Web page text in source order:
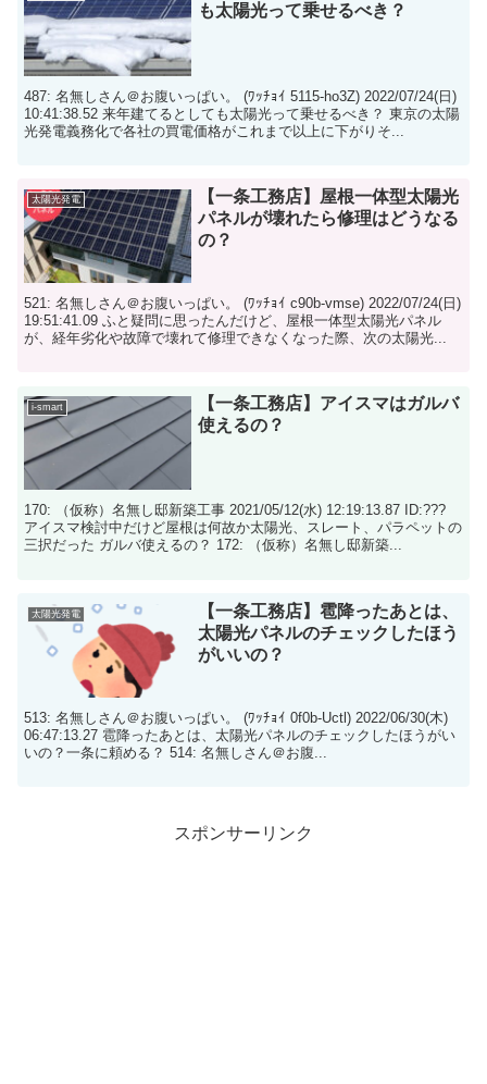
も太陽光って乗せるべき？
487: 名無しさん＠お腹いっぱい。 (ﾜｯﾁｮｲ 5115-ho3Z) 2022/07/24(日)
10:41:38.52 来年建てるとしても太陽光って乗せるべき？ 東京の太陽
光発電義務化で各社の買電価格がこれまで以上に下がりそ...
太陽光発電
【一条工務店】屋根一体型太陽光
パネルが壊れたら修理はどうなる
の？
521: 名無しさん＠お腹いっぱい。 (ﾜｯﾁｮｲ c90b-vmse) 2022/07/24(日)
19:51:41.09 ふと疑問に思ったんだけど、屋根一体型太陽光パネル
が、経年劣化や故障で壊れて修理できなくなった際、次の太陽光...
i-smart
【一条工務店】アイスマはガルバ
使えるの？
170: （仮称）名無し邸新築工事 2021/05/12(水) 12:19:13.87 ID:???
アイスマ検討中だけど屋根は何故か太陽光、スレート、パラペットの
三択だった ガルバ使えるの？ 172: （仮称）名無し邸新築...
太陽光発電
【一条工務店】雹降ったあとは、
太陽光パネルのチェックしたほう
がいいの？
513: 名無しさん＠お腹いっぱい。 (ﾜｯﾁｮｲ 0f0b-Uctl) 2022/06/30(木)
06:47:13.27 雹降ったあとは、太陽光パネルのチェックしたほうがい
いの？一条に頼める？ 514: 名無しさん＠お腹...
スポンサーリンク